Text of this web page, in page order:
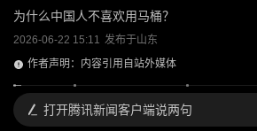
为什么中国人不喜欢用马桶？
2026-06-22 15:11 发布于山东
作者声明：内容引用自站外媒体
打开腾讯新闻客户端说两句